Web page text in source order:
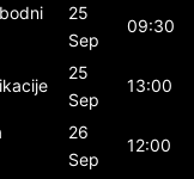
25
Sep
09:30
25
Sep
13:00
26
Sep
12:00